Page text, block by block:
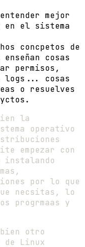
mejor
en el sistema
concpetos de
cosas
permisos,
logs... cosas
o resuelves
la
operativo
empezar con
instalando
por lo que
necsitas, lo
progrmaas y
otro
de Linux